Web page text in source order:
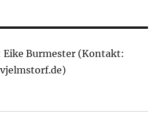
Eike Burmester (Kontakt: